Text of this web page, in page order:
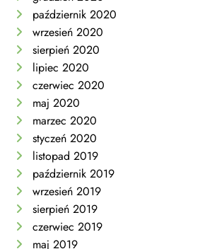
październik 2020
wrzesień 2020
sierpień 2020
lipiec 2020
czerwiec 2020
maj 2020
marzec 2020
styczeń 2020
listopad 2019
październik 2019
wrzesień 2019
sierpień 2019
czerwiec 2019
maj 2019